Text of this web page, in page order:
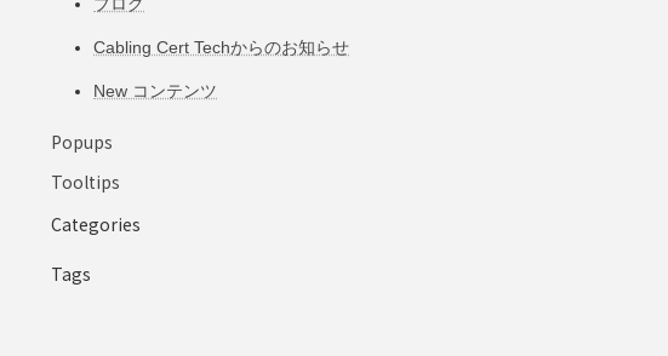
ブログ
Cabling Cert Techからのお知らせ
New コンテンツ
Popups
Tooltips
Categories
Tags